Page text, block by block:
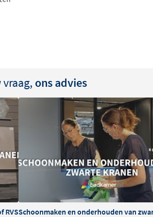
ons advies
RVSSchoonmaken en onderhouden van